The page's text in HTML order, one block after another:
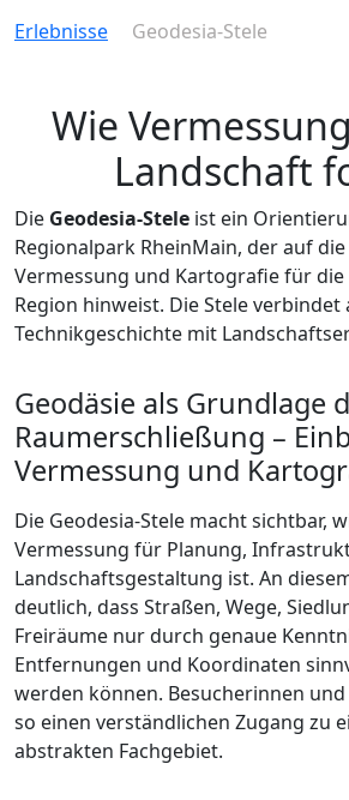
Erlebnisse Geodesia-Stele
Wie
Landschaft
Die Geodesia-Stele ist ein
Regionalpark RheinMain, der auf
Vermessung und Kartografie für
Region hinweist. Die Stele verbindet
Technikgeschichte mit
Geodäsie als Grundlage
Raumerschließung –
Vermessung und
Die Geodesia-Stele macht sichtbar,
Vermessung für Planung,
Landschaftsgestaltung ist. An
deutlich, dass Straßen, Wege,
Freiräume nur durch genaue
Entfernungen und Koordinaten
werden können. Besucherinnen
so einen verständlichen Zugang zu
abstrakten Fachgebiet.